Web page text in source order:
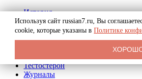
История
Биография
Криминал
Реклама на сайте
Тестостерон
Журналы
Используя сайт russian7.ru, Вы
cookie, которые указаны в Политике